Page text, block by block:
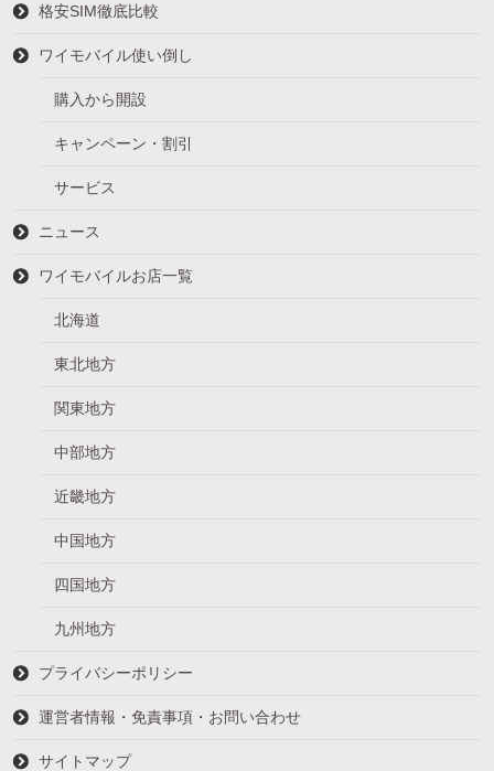
格安SIM徹底比較
ワイモバイル使い倒し
購入から開設
キャンペーン・割引
サービス
ニュース
ワイモバイルお店一覧
北海道
東北地方
関東地方
中部地方
近畿地方
中国地方
四国地方
九州地方
プライバシーポリシー
運営者情報・免責事項・お問い合わせ
サイトマップ